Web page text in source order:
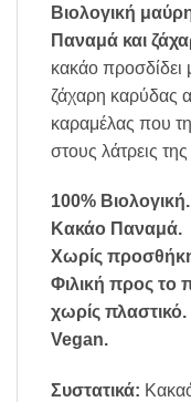
Βιολογική
Παναμά και
κακάο
ζάχαρη καρύδας
καραμέλας που
στους λάτρεις
100% Βιολογική.
Κακάο Παναμά.
Χωρίς
Φιλική προς το
χωρίς πλαστικό.
Vegan.
Συστατικά: